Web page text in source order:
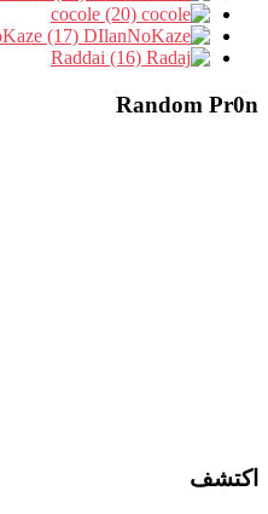
Random Pr0n
اكتشف